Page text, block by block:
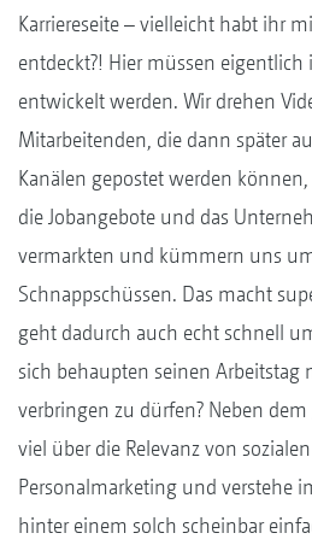
Karriereseite – vielleicht habt ihr
entdeckt?! Hier müssen
entwickelt werden. Wir drehen
Mitarbeitenden, die dann später
Kanälen gepostet werden
die Jobangebote und das
vermarkten und kümmern uns
Schnappschüssen. Das macht
geht dadurch auch echt schnell
sich behaupten seinen Arbeitstag
verbringen zu dürfen? Neben
viel über die Relevanz von
Personalmarketing und verstehe
hinter einem solch scheinbar